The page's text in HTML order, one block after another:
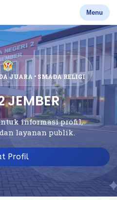
Menu
JUARA • SMADA RELIGI
JEMBER
informasi profil,
layanan publik.
Profil